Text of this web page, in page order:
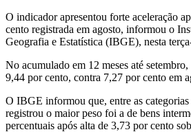
O indicador apresentou forte aceleração
cento registrada em agosto, informou o
Geografia e Estatística (IBGE), nesta
No acumulado em 12 meses até
9,44 por cento, contra 7,27 por cento em
O IBGE informou que, entre as categorias
registrou o maior peso foi a de bens
percentuais após alta de 3,73 por cento